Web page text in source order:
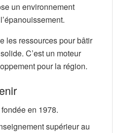
un environnement
les ressources pour bâtir
C’est un moteur
pour la région.
en 1978.
supérieur au